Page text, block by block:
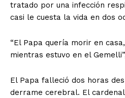
tratado por una infección
casi le cuesta la vida en dos
“El Papa quería morir en
mientras estuvo en el
El Papa falleció dos horas
derrame cerebral. El